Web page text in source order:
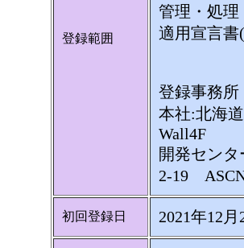
登録範囲
管理・処理
適用宣言書
登録事務所
本社:北海
Wall4F
開発セン
2-19
初回登録日 2021年12月